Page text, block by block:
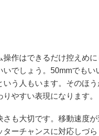
操作はできるだけ控えめ
いでしょう。50mmでも
いう人もいます。そのほ
やすい表現になります。
さも大切です。移動速度
ターチャンスに対応しづ